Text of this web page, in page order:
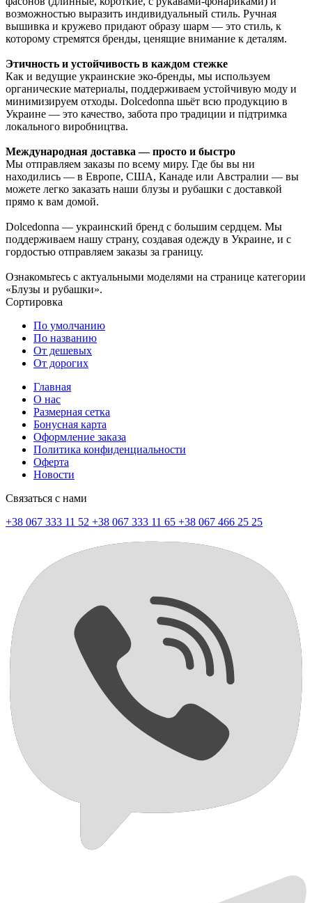
возможностью выразить индивидуальный стиль. Ручная
вышивка и кружево придают образу шарм — это стиль, к
которому стремятся бренды, ценящие внимание к деталям.
Этичность и устойчивость в каждом стежке
Как и ведущие украинские эко-бренды, мы используем
органические материалы, поддерживаем устойчивую моду и
минимизируем отходы. Dolcedonna шьёт всю продукцию в
Украине — это качество, забота про традиции и підтримка
локального виробництва.
Международная доставка — просто и быстро
Мы отправляем заказы по всему миру. Где бы вы ни
находились — в Европе, США, Канаде или Австралии — вы
можете легко заказать наши блузы и рубашки с доставкой
прямо к вам домой.
Dolcedonna — украинский бренд с большим сердцем. Мы
поддерживаем нашу страну, создавая одежду в Украине, и с
гордостью отправляем заказы за границу.
Ознакомьтесь с актуальными моделями на странице категории
«Блузы и рубашки».
Сортировка
По умолчанию
По названию
От дешевых
От дорогих
Главная
О нас
Размерная сетка
Бонусная карта
Оформление заказа
Политика конфиденциальности
Оферта
Новости
Связаться с нами
+38 067 333 11 52 +38 067 333 11 65 +38 067 466 25 25